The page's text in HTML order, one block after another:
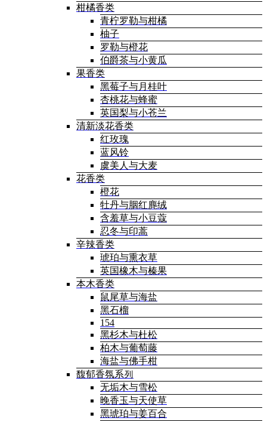
柑橘香类
青柠罗勒与柑橘
柚子
罗勒与橙花
伯爵茶与小黄瓜
果香类
黑莓子与月桂叶
杏桃花与蜂蜜
英国梨与小苍兰
清新淡花香类
红玫瑰
蓝风铃
虞美人与大麦
花香类
橙花
牡丹与胭红麂绒
含羞草与小豆蔻
忍冬与印蒿
辛辣香类
琥珀与熏衣草
英国橡木与榛果
本木香类
鼠尾草与海盐
黑石榴
154
黑杉木与杜松
柏木与葡萄藤
海盐与佛手柑
馥郁香氛系列
无垢木与雪松
晚香玉与天使草
黑琥珀与姜百合